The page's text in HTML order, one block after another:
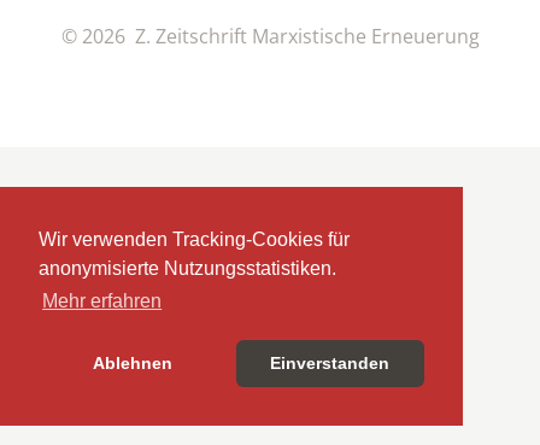
Wir verwenden Tracking-Cookies für
anonymisierte Nutzungsstatistiken.
Mehr erfahren
Ablehnen Einverstanden
© 2026 Z. Zeitschrift Marxistische Erneuerung